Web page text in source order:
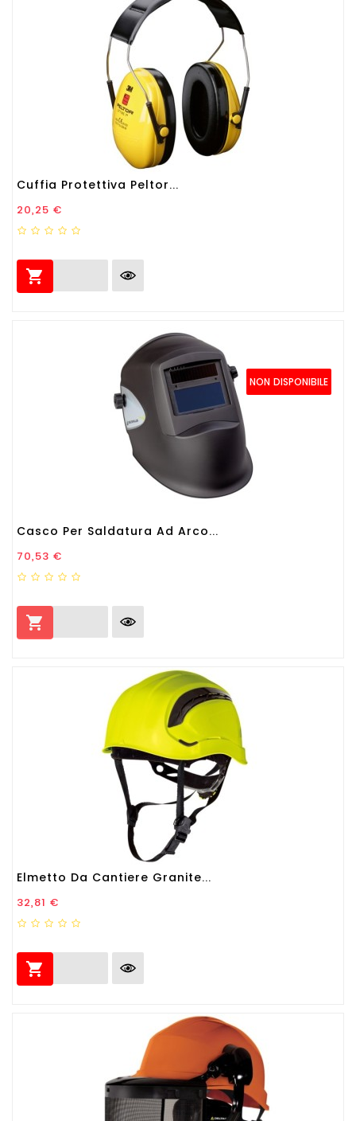
Cuffia Protettiva Peltor...
Prezzo
20,25 €

NON DISPONIBILE
Casco Per Saldatura Ad Arco...
Prezzo
70,53 €

Elmetto Da Cantiere Granite...
Prezzo
32,81 €
